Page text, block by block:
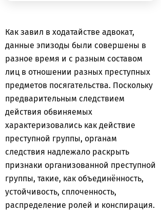
Как завил в ходатайстве адвокат,
данные эпизоды были совершены в
разное время и с разным составом
лиц в отношении разных преступных
предметов посягательства. Поскольку
предварительным следствием
действия обвиняемых
характеризовались как действие
преступной группы, органам
следствия надлежало раскрыть
признаки организованной преступной
группы, такие, как объединённость,
устойчивость, сплоченность,
распределение ролей и конспирация.